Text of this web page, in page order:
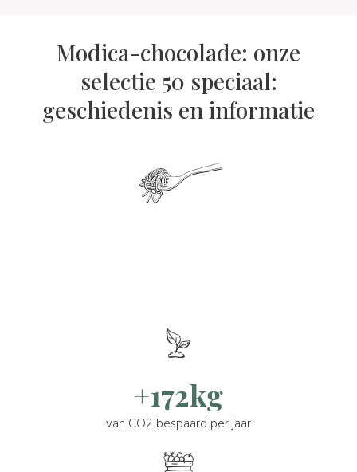
Modica-chocolade: onze
selectie 50 speciaal:
geschiedenis en informatie
+172kg
van CO2 bespaard per jaar